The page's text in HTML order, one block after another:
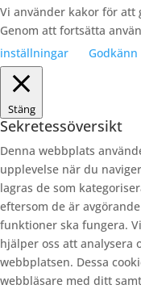
Vi använder kakor för att
Genom att fortsätta
inställningar
Godkänn
Stäng
Sekretessöversikt
Denna webbplats
upplevelse när du
lagras de som
eftersom de är
funktioner ska fungera.
hjälper oss att analysera
webbplatsen. Dessa
webbläsare med ditt